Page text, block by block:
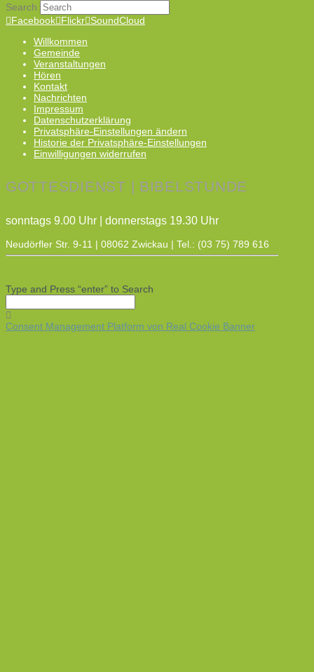
Search
Facebook Flickr SoundCloud
Willkommen
Gemeinde
Veranstaltungen
Hören
Kontakt
Nachrichten
Impressum
Datenschutzerklärung
Privatsphäre-Einstellungen ändern
Historie der Privatsphäre-Einstellungen
Einwilligungen widerrufen
GOTTESDIENST | BIBELSTUNDE
sonntags 9.00 Uhr | donnerstags 19.30 Uhr
Neudörfler Str. 9-11 | 08062 Zwickau | Tel.: (03 75) 789 616
Type and Press “enter” to Search
Consent Management Platform von Real Cookie Banner